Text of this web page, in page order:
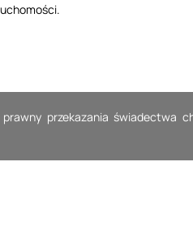
przekazania świadectwa